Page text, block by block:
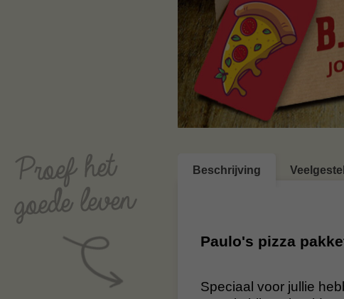
Beschrijving
Paulo's pizza
Speciaal voor jullie